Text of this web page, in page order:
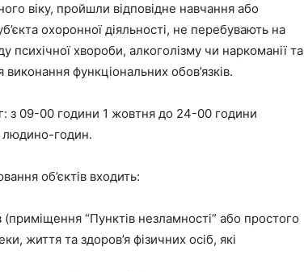
віку, пройшли відповідне навчання або
охоронної діяльності, не перебувають на
психічної хвороби, алкоголізму чи наркоманії та
функціональних обов’язків.
з 09-00 години 1 жовтня до 24-00 години
людино-годин.
об’єктів входить:
(приміщення “Пунктів незламності” або простого
життя та здоров’я фізичних осіб, які